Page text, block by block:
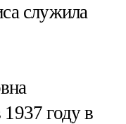
служила
году в